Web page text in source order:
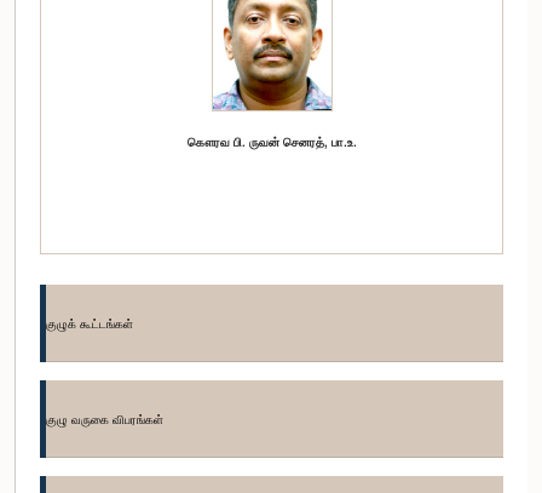
கௌரவ பி. ருவன் செனரத், பா.உ.
கௌரவ ஜே.சீ. அலவத்துவல, பா.உ.
உறுப்பினர்
குழுக் கூட்டங்கள்
குழு வருகை விபரங்கள்